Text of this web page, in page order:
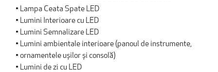
• Lampa Ceata Spate LED
• Lumini Interioare cu LED
• Lumini Semnalizare LED
• Lumini ambientale interioare (panoul de instrumente,
• ornamentele ușilor și consolă)
• Lumini de zi cu LED